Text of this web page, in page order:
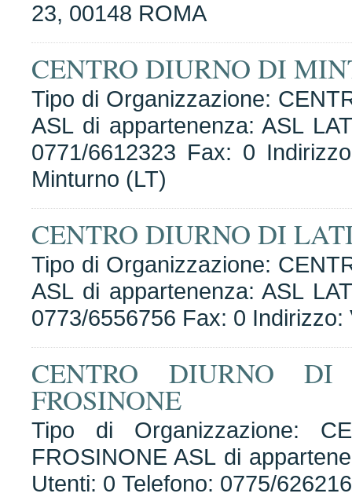
23, 00148 ROMA
CENTRO DIURNO DI
Tipo di Organizzazione:
ASL di appartenenza: ASL
0771/6612323 Fax: 0
Minturno (LT)
CENTRO DIURNO DI
Tipo di Organizzazione:
ASL di appartenenza: ASL
0773/6556756 Fax: 0
CENTRO DIURNO
FROSINONE
Tipo di Organizzazione:
FROSINONE ASL di
Utenti: 0 Telefono: 0775/